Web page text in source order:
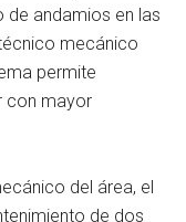
de andamios en las
mecánico
permite
con mayor
del área, el
de dos